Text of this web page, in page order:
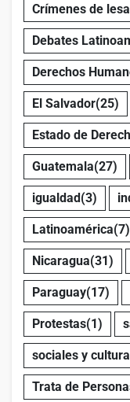
Crímenes de
Debates
Derechos
El Salvador(25)
Estado de
Guatemala(27)
igualdad(3)
Latinoamérica(7)
Nicaragua(31)
Paraguay(17)
Protestas(1)
sociales y
Trata de